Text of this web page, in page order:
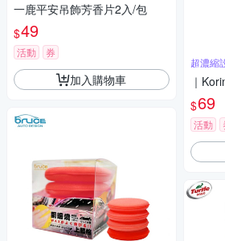
一鹿平安吊飾芳香片2入/包
$49
活動 券
加入購物車
超濃縮
力
｜
$69
活動